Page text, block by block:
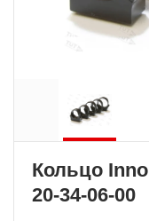
Кольцо
20-34-06-00